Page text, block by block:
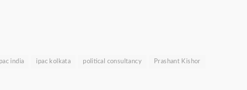
india ipac kolkata political consultancy Prashant Kishor